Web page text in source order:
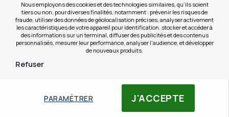
J'ACCEPTE
PARAMÉTRER
Nous employons des cookies et des technologies similaires, qu’ils soient
tiers ou non, pour diverses finalités, notamment : prévenir les risques de
fraude, utiliser des données de géolocalisation précises, analyser activement
les caractéristiques de votre appareil pour identification, stocker et accéder à
des informations sur un terminal, diffuser des publicités et des contenus
personnalisés, mesurer leur performance, analyser l’audience, et développer
de nouveaux produits.
Refuser
Filtres
Contactez-nous par téléphone
0801 23 05 05
Service et
appel gratuit
Numéro international